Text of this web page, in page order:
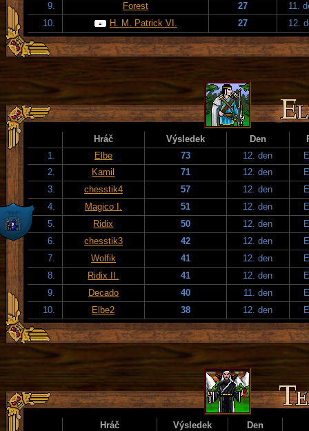
9.
Forest 27
11.
10.
H. M. Patrick VI. 27 12.
Hráč Výsledek Den
1.
Elbe 73 12. den
2.
Kamil 71 12. den
3.
chesstik4 57 12. den
4.
Magico I. 51 12. den
5.
Ridix 50 12. den
6.
chesstik3 42 12. den
7.
Wolfik 41 12. den
8.
Ridix II. 41 12. den
9.
Decado 40 11. den
10.
Elbe2 38 12. den
Hráč Výsledek
Den